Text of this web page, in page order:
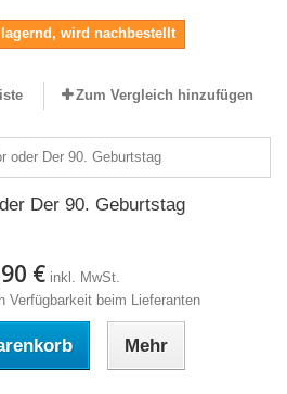
wird nachbestellt
Zum Vergleich hinzufügen
Der 90. Geburtstag
€ inkl. MwSt.
Verfügbarkeit beim Lieferanten
Mehr